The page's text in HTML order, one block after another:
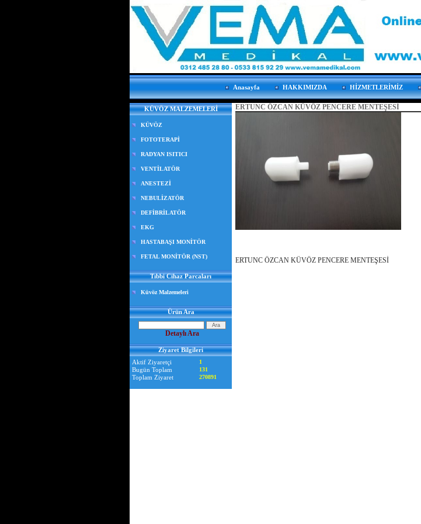
Anasayfa HAKKIMIZDA HİZMETLERİMİZ
KÜVÖZ MALZEMELERİ
KÜVÖZ
FOTOTERAPİ
RADYAN ISITICI
VENTİLATÖR
ANESTEZİ
NEBULİZATÖR
DEFİBRİLATÖR
EKG
HASTABAŞI MONİTÖR
FETAL MONİTÖR (NST)
Tıbbi Cihaz Parcaları
Küvöz Malzemeleri
Ürün Ara
Detaylı Ara
Ziyaret Bilgileri
Aktif Ziyaretçi
1
Bugün Toplam 131
Toplam Ziyaret 270891
ERTUNC ÖZCAN KÜVÖZ PENCERE MENTEŞESİ
ERTUNC ÖZCAN KÜVÖZ PENCERE MENTEŞESİ